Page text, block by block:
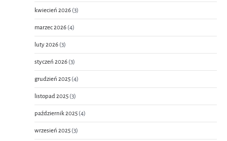
kwiecień 2026 (3)
marzec 2026 (4)
luty 2026 (3)
styczeń 2026 (3)
grudzień 2025 (4)
listopad 2025 (3)
październik 2025 (4)
wrzesień 2025 (3)